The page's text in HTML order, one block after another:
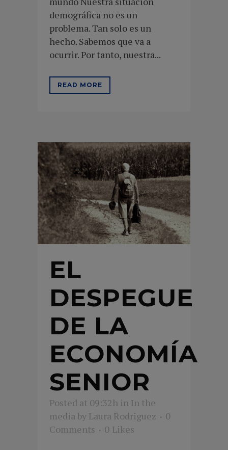
demográfica no es un
problema. Tan solo es un
hecho. Sabemos que va a
ocurrir. Por tanto, nuestra...
READ MORE
EL
DESPEGUE
DE LA
ECONOMÍA
SENIOR
Posted at 09:32h in In the
media by Laura Rodriguez
0
Comments
0 Likes